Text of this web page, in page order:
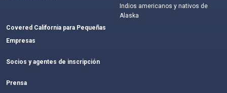
Covered California para Pequeñas
Empresas
Socios y agentes de inscripción
Prensa
Indios americanos y nativos de
Alaska